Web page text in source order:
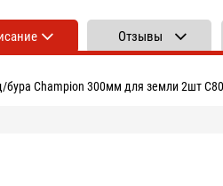
бура Champion 300мм для земли 2шт
Отзывы